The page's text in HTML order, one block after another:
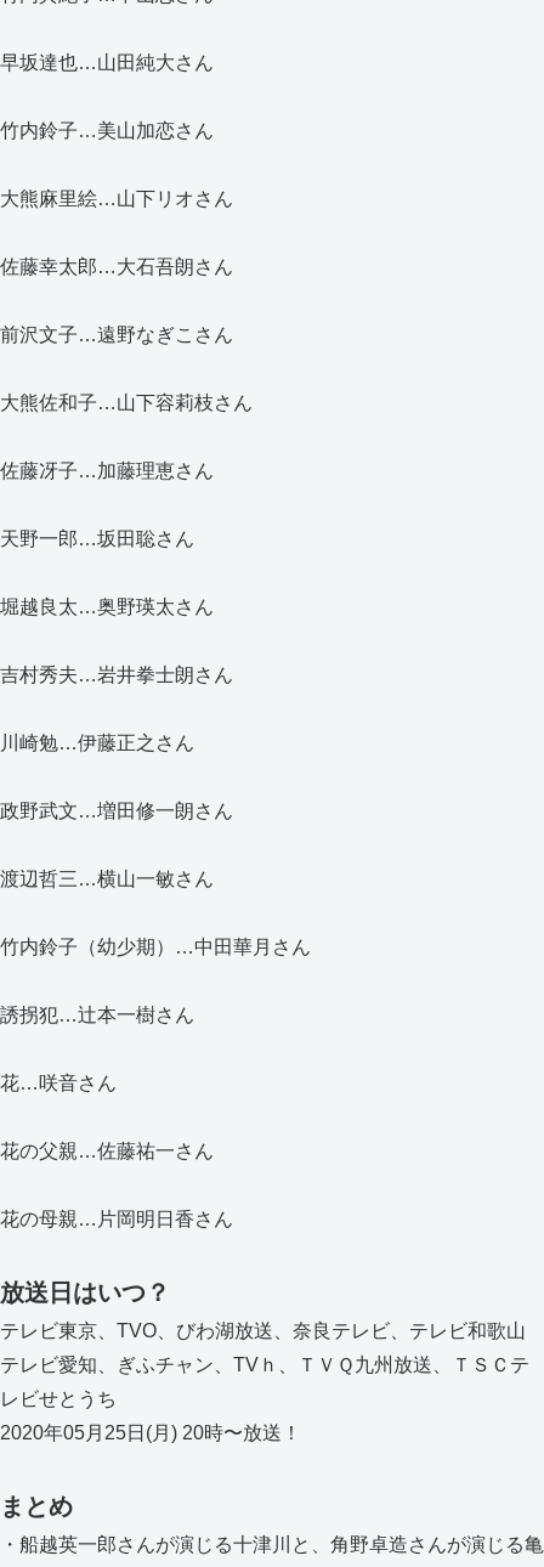
早坂達也…山田純大さん
竹内鈴子…美山加恋さん
大熊麻里絵…山下リオさん
佐藤幸太郎…大石吾朗さん
前沢文子…遠野なぎこさん
大熊佐和子…山下容莉枝さん
佐藤冴子…加藤理恵さん
天野一郎…坂田聡さん
堀越良太…奥野瑛太さん
吉村秀夫…岩井拳士朗さん
川崎勉…伊藤正之さん
政野武文…増田修一朗さん
渡辺哲三…横山一敏さん
竹内鈴子（幼少期）…中田華月さん
誘拐犯…辻本一樹さん
花…咲音さん
花の父親…佐藤祐一さん
花の母親…片岡明日香さん
放送日はいつ？
テレビ東京、TVO、びわ湖放送、奈良テレビ、テレビ和歌山
テレビ愛知、ぎふチャン、TVｈ、ＴＶＱ九州放送、ＴＳＣテ
レビせとうち
2020年05月25日(月) 20時〜放送！
まとめ
・船越英一郎さんが演じる十津川と、角野卓造さんが演じる亀